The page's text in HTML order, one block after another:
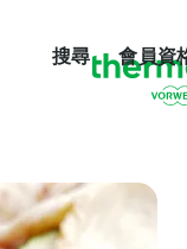
搜尋 會員資